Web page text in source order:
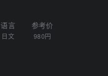
语言
日文
参考价
980円